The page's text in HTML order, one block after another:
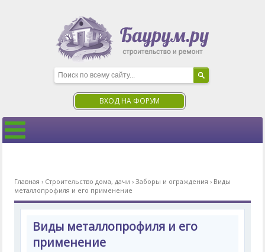
ВХОД НА ФОРУМ
Главная › Строительство дома, дачи ›Заборы и ограждения › Виды
металлопрофиля и его применение
Виды металлопрофиля и его
применение